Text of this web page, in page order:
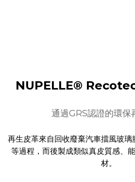
NUPELLE®
通過GRS認證的環保
再生皮革來自回收廢棄汽車擋風玻
等過程，而後製成類似真皮質感、
材。